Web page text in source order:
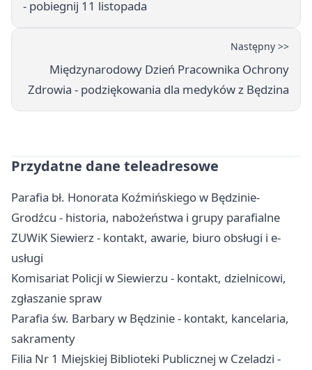
- pobiegnij 11 listopada
Następny >>
Międzynarodowy Dzień Pracownika Ochrony
Zdrowia - podziękowania dla medyków z Będzina
Przydatne dane teleadresowe
Parafia bł. Honorata Koźmińskiego w Będzinie-
Grodźcu - historia, nabożeństwa i grupy parafialne
ZUWiK Siewierz - kontakt, awarie, biuro obsługi i e-
usługi
Komisariat Policji w Siewierzu - kontakt, dzielnicowi,
zgłaszanie spraw
Parafia św. Barbary w Będzinie - kontakt, kancelaria,
sakramenty
Filia Nr 1 Miejskiej Biblioteki Publicznej w Czeladzi -